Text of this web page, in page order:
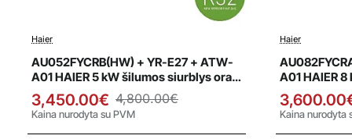
Haier
AU052FYCRB(HW) + YR-E27 + ATW-
A01 HAIER 5 kW šilumos siurblys oras
- vanduo
3,450.00€ 4,800.00€
Kaina nurodyta su PVM
Haier
A01 HAIER
- vanduo
Kaina nurodyta